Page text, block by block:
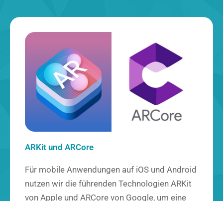
ARKit und ARCore
Für mobile Anwendungen auf iOS und Android
nutzen wir die führenden Technologien ARKit
von Apple und ARCore von Google, um eine